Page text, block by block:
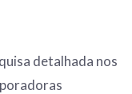
detalhada nos